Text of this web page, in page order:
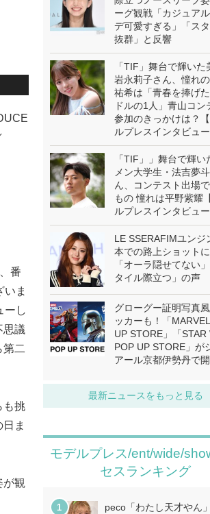
番
ま
ーし
思議
二
も挑
ま
が観
ーグ観戦「カジュア
デ可愛すぎる」「ス
抜群」と反響
「TIF」舞台で輝いた
岩永莉子さん、憧れ
祐希は「青春を捧げ
ドルの1人」青山コン
参加のきっかけは？
ルプレスインタビュー
「TIF」」舞台で輝い
メン大学生・法吉夢
ん、コンテスト出場
もの 憧れは平野紫耀
ルプレスインタビュー
LE SSERAFIMユンジ
本での路上ショット
「オーラ隠せてない
タイル際立つ」の声
グローグー証明写真
ッカーも！「
UP STORE」「STAR
POP UP STORE」が
アール京都伊勢丹で
最新ニュースをもっと見る
モデルプレス/ent/wide/
セスランキング
peco「わたし天才やん